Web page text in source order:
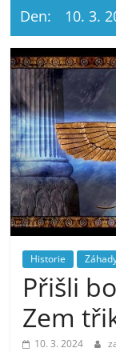
Den: 10. 3.
Historie
Přišli
Zem
10. 3. 2024